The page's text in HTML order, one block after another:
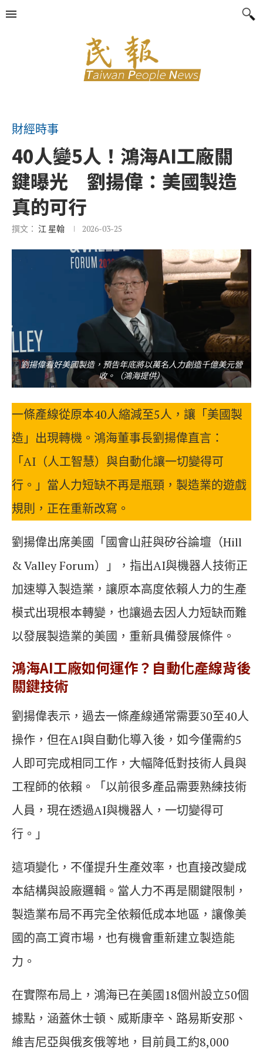
財經時事
40人變5人！鴻海AI工廠關
鍵曝光 劉揚偉：美國製造
真的可行
撰文： 江 星翰 2026-03-25
劉揚偉看好美國製造，預告年底將以萬名人力創造千億美元營
收。（鴻海提供）
一條產線從原本40人縮減至5人，讓「美國製
造」出現轉機。鴻海董事長劉揚偉直言：
「AI（人工智慧）與自動化讓一切變得可
行。」當人力短缺不再是瓶頸，製造業的遊戲
規則，正在重新改寫。
劉揚偉出席美國「國會山莊與矽谷論壇（Hill
& Valley Forum）」，指出AI與機器人技術正
加速導入製造業，讓原本高度依賴人力的生產
模式出現根本轉變，也讓過去因人力短缺而難
以發展製造業的美國，重新具備發展條件。
鴻海AI工廠如何運作？自動化產線背後
關鍵技術
劉揚偉表示，過去一條產線通常需要30至40人
操作，但在AI與自動化導入後，如今僅需約5
人即可完成相同工作，大幅降低對技術人員與
工程師的依賴。「以前很多產品需要熟練技術
人員，現在透過AI與機器人，一切變得可
行。」
這項變化，不僅提升生產效率，也直接改變成
本結構與設廠邏輯。當人力不再是關鍵限制，
製造業布局不再完全依賴低成本地區，讓像美
國的高工資市場，也有機會重新建立製造能
力。
在實際布局上，鴻海已在美國18個州設立50個
據點，涵蓋休士頓、威斯康辛、路易斯安那、
維吉尼亞與俄亥俄等地，目前員工約8,000